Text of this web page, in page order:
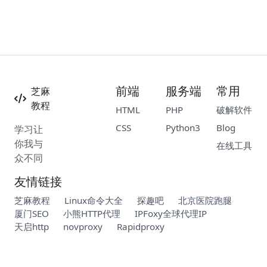
芝麻
教程
学习让
你我与
众不同
前端
HTML
CSS
服务端
PHP
Python3
常用
破解软件
Blog
在线工具
友情链接
芝麻教程 Linux命令大全 探趣吧
北京医院跑腿
厦门SEO
小熊HTTP代理
IPFoxy全球代理IP
天启http
novproxy Rapidproxy